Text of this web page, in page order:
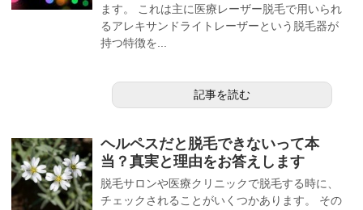
ます。 これは主に医療レーザー脱毛で用いられ
るアレキサンドライトレーザーという脱毛器が
持つ特徴を...
記事を読む
ヘルペスだと脱毛できないって本
当？真実と理由をお答えします
脱毛サロンや医療クリニックで脱毛する時に、
チェックされることがいくつかあります。 その